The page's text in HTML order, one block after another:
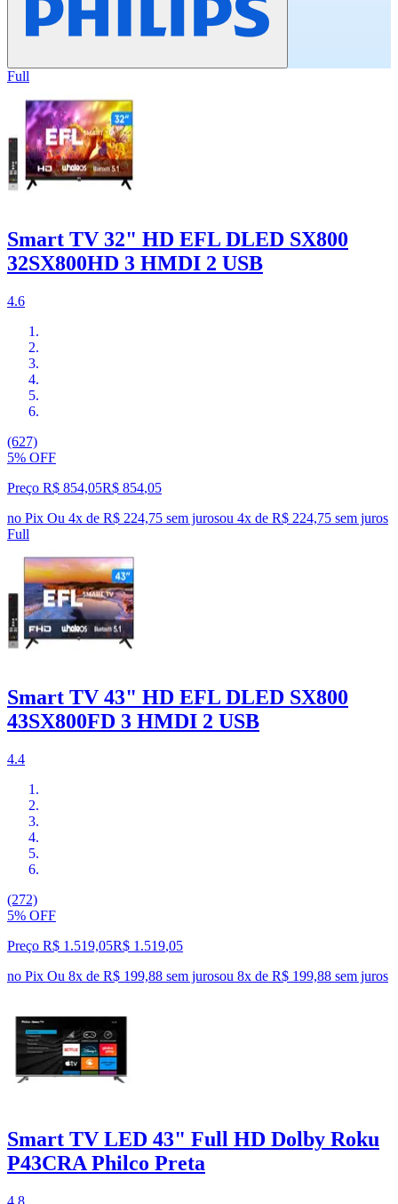
Full
Smart TV 32" HD EFL DLED SX800
32SX800HD 3 HMDI 2 USB
4.6
(627)
5% OFF
Preço R$ 854,05R$ 854,05
no Pix Ou 4x de R$ 224,75 sem jurosou 4x de R$ 224,75 sem juros
Full
Smart TV 43" HD EFL DLED SX800
43SX800FD 3 HMDI 2 USB
4.4
(272)
5% OFF
Preço R$ 1.519,05R$ 1.519,05
no Pix Ou 8x de R$ 199,88 sem jurosou 8x de R$ 199,88 sem juros
Smart TV LED 43" Full HD Dolby Roku
P43CRA Philco Preta
4.8